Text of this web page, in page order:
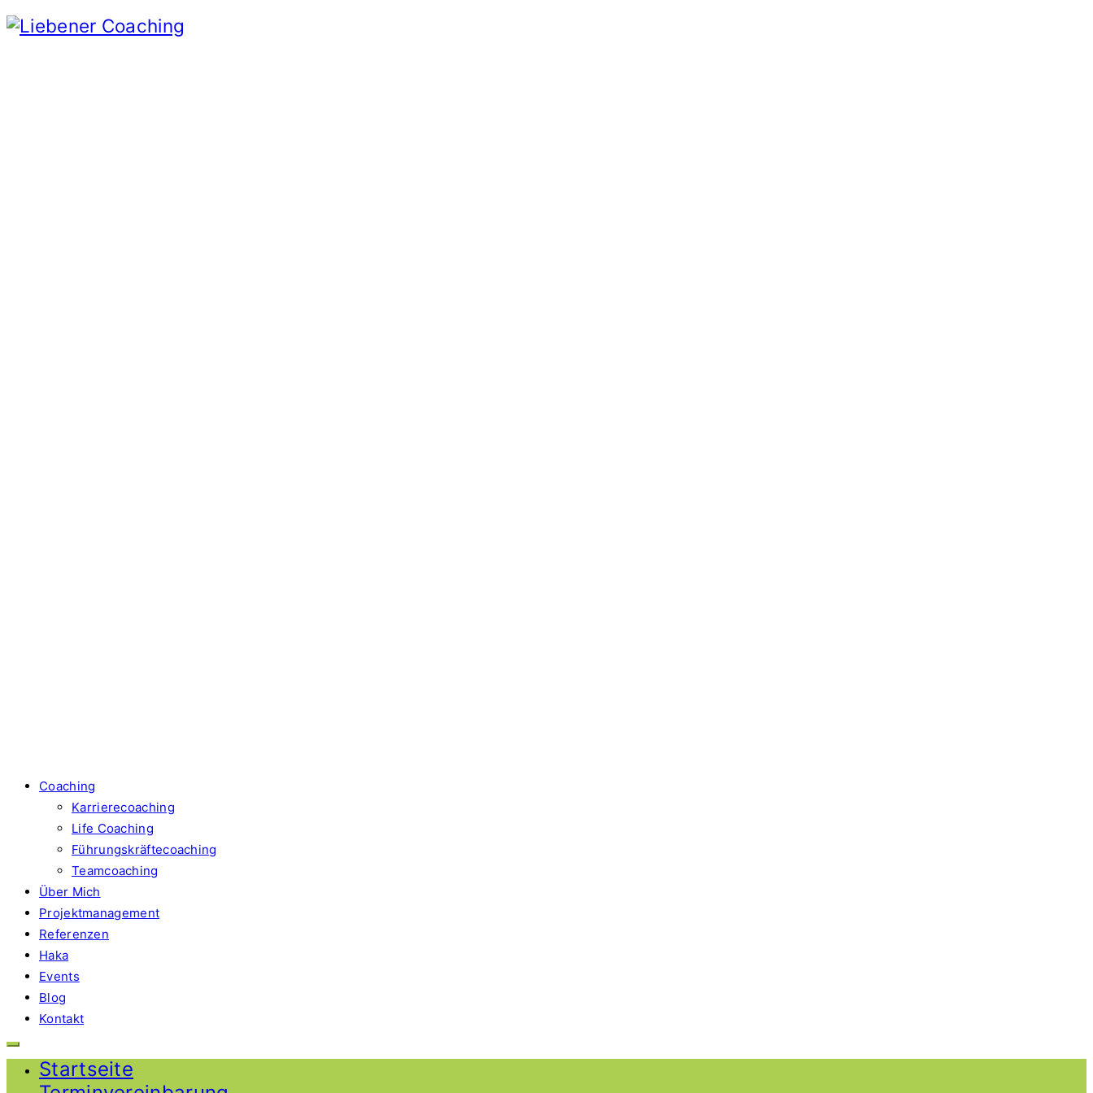
Coaching
Karrierecoaching
Life Coaching
Führungskräftecoaching
Teamcoaching
Über Mich
Projektmanagement
Referenzen
Haka
Events
Blog
Kontakt
Startseite